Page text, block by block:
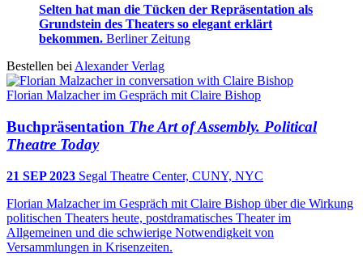
Selten hat man die Tücken der Repräsentation als
Grundstein des Theaters so elegant erklärt
bekommen. Berliner Zeitung
Bestellen bei Alexander Verlag
Florian Malzacher im Gespräch mit Claire Bishop
Buchpräsentation The Art of Assembly. Political
Theatre Today
21 SEP 2023 Segal Theatre Center, CUNY, NYC
Florian Malzacher im Gespräch mit Claire Bishop über die Wirkung
politischen Theaters heute, postdramatisches Theater im
Allgemeinen und die schwierige Notwendigkeit von
Versammlungen in Krisenzeiten.